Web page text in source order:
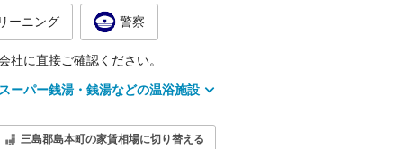
ーニング 警察
に直接ご確認ください。
ーパー銭湯・銭湯などの温浴施設
三島郡島本町の家賃相場に切り替える